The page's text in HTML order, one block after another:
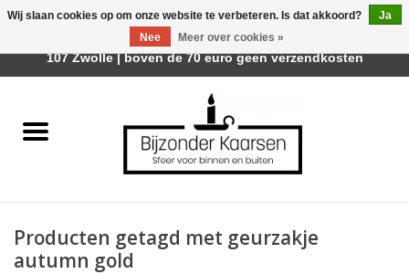
Räder Design Stories
Geurkaarsen
Producten getagd met geurzakje
autumn gold
Wij slaan cookies op om onze website te verbeteren. Is dat akkoord?
Ja
Nee
Meer over cookies »
Afhalen is mogelijk bij Trotz Woon & Cadeau | Belvederelaan
107 Zwolle | boven de 70 euro geen verzendkosten